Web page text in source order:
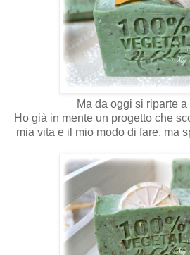
Ma da oggi si riparte a
Ho già in mente un progetto che
mia vita e il mio modo di fare, ma